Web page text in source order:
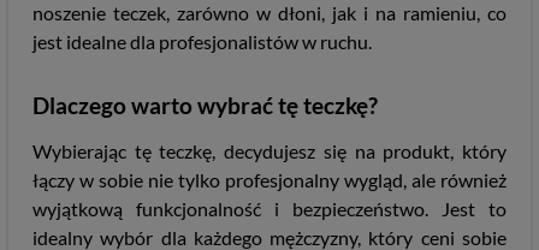
noszenie teczek, zarówno w dłoni, jak i na ramieniu, co
jest idealne dla profesjonalistów w ruchu.
Dlaczego warto wybrać tę teczkę?
Wybierając tę teczkę, decydujesz się na produkt, który
łączy w sobie nie tylko profesjonalny wygląd, ale również
wyjątkową funkcjonalność i bezpieczeństwo. Jest to
idealny wybór dla każdego mężczyzny, który ceni sobie